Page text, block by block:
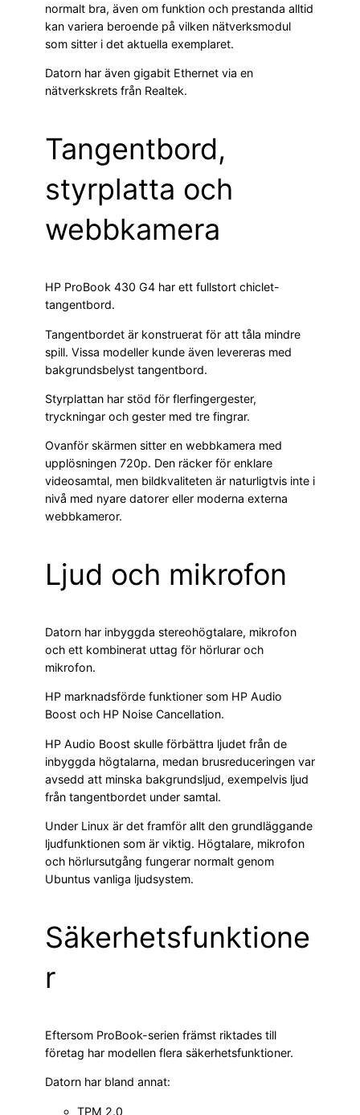
normalt bra, även om funktion och prestanda alltid
kan variera beroende på vilken nätverksmodul
som sitter i det aktuella exemplaret.
Datorn har även gigabit Ethernet via en
nätverkskrets från Realtek.
Tangentbord,
styrplatta och
webbkamera
HP ProBook 430 G4 har ett fullstort chiclet-
tangentbord.
Tangentbordet är konstruerat för att tåla mindre
spill. Vissa modeller kunde även levereras med
bakgrundsbelyst tangentbord.
Styrplattan har stöd för flerfingergester,
tryckningar och gester med tre fingrar.
Ovanför skärmen sitter en webbkamera med
upplösningen 720p. Den räcker för enklare
videosamtal, men bildkvaliteten är naturligtvis inte i
nivå med nyare datorer eller moderna externa
webbkameror.
Ljud och mikrofon
Datorn har inbyggda stereohögtalare, mikrofon
och ett kombinerat uttag för hörlurar och
mikrofon.
HP marknadsförde funktioner som HP Audio
Boost och HP Noise Cancellation.
HP Audio Boost skulle förbättra ljudet från de
inbyggda högtalarna, medan brusreduceringen var
avsedd att minska bakgrundsljud, exempelvis ljud
från tangentbordet under samtal.
Under Linux är det framför allt den grundläggande
ljudfunktionen som är viktig. Högtalare, mikrofon
och hörlursutgång fungerar normalt genom
Ubuntus vanliga ljudsystem.
Säkerhetsfunktione
r
Eftersom ProBook-serien främst riktades till
företag har modellen flera säkerhetsfunktioner.
Datorn har bland annat:
TPM 2.0